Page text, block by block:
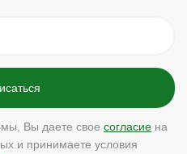
Вы даете свое согласие на
и принимаете условия